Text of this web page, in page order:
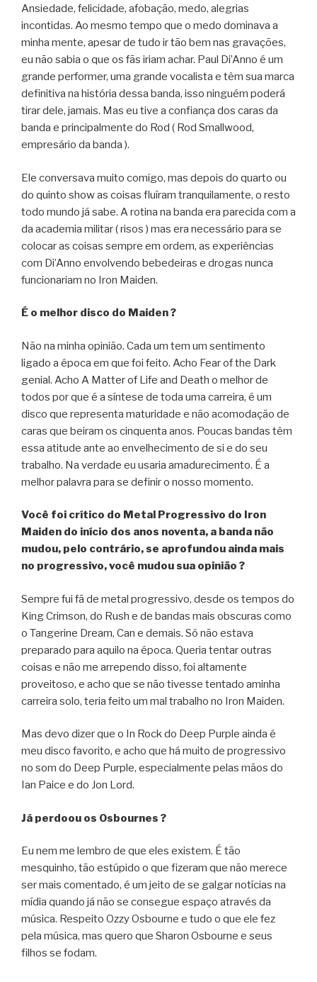
Ansiedade, felicidade, afobação, medo, alegrias
incontidas. Ao mesmo tempo que o medo dominava a
minha mente, apesar de tudo ir tão bem nas gravações,
eu não sabia o que os fãs iriam achar. Paul Di’Anno é um
grande performer, uma grande vocalista e têm sua marca
definitiva na história dessa banda, isso ninguém poderá
tirar dele, jamais. Mas eu tive a confiança dos caras da
banda e principalmente do Rod ( Rod Smallwood,
empresário da banda ).
Ele conversava muito comigo, mas depois do quarto ou
do quinto show as coisas fluíram tranquilamente, o resto
todo mundo já sabe. A rotina na banda era parecida com a
da academia militar ( risos ) mas era necessário para se
colocar as coisas sempre em ordem, as experiências
com Di’Anno envolvendo bebedeiras e drogas nunca
funcionariam no Iron Maiden.
É o melhor disco do Maiden ?
Não na minha opinião. Cada um tem um sentimento
ligado a época em que foi feito. Acho Fear of the Dark
genial. Acho A Matter of Life and Death o melhor de
todos por que é a síntese de toda uma carreira, é um
disco que representa maturidade e não acomodação de
caras que beiram os cinquenta anos. Poucas bandas têm
essa atitude ante ao envelhecimento de si e do seu
trabalho. Na verdade eu usaria amadurecimento. É a
melhor palavra para se definir o nosso momento.
Você foi crítico do Metal Progressivo do Iron
Maiden do início dos anos noventa, a banda não
mudou, pelo contrário, se aprofundou ainda mais
no progressivo, você mudou sua opinião ?
Sempre fui fã de metal progressivo, desde os tempos do
King Crimson, do Rush e de bandas mais obscuras como
o Tangerine Dream, Can e demais. Só não estava
preparado para aquilo na época. Queria tentar outras
coisas e não me arrependo disso, foi altamente
proveitoso, e acho que se não tivesse tentado aminha
carreira solo, teria feito um mal trabalho no Iron Maiden.
Mas devo dizer que o In Rock do Deep Purple ainda é
meu disco favorito, e acho que há muito de progressivo
no som do Deep Purple, especialmente pelas mãos do
Ian Paice e do Jon Lord.
Já perdoou os Osbournes ?
Eu nem me lembro de que eles existem. É tão
mesquinho, tão estúpido o que fizeram que não merece
ser mais comentado, é um jeito de se galgar notícias na
mídia quando já não se consegue espaço através da
música. Respeito Ozzy Osbourne e tudo o que ele fez
pela música, mas quero que Sharon Osbourne e seus
filhos se fodam.